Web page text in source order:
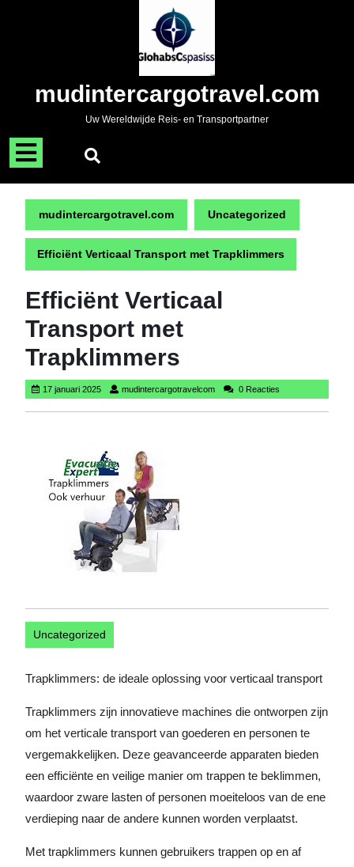
mudintercargotravel.com
Uw Wereldwijde Reis- en Transportpartner
Menu
openen
mudintercargotravel.com Uncategorized
Efficiënt Verticaal Transport met Trapklimmers
Efficiënt Verticaal
Transport met
Trapklimmers
17 januari 202517
januari
2025
mudintercargotravelcommudintercargotravelcom
0 Reacties
Uncategorized
Trapklimmers: de ideale oplossing voor verticaal transport
Trapklimmers zijn innovatieve machines die ontworpen zijn
om het verticale transport van goederen en personen te
vergemakkelijken. Deze geavanceerde apparaten bieden
een efficiënte en veilige manier om trappen te beklimmen,
waardoor zware lasten of personen moeiteloos van de ene
verdieping naar de andere kunnen worden verplaatst.
Met trapklimmers kunnen gebruikers trappen op en af